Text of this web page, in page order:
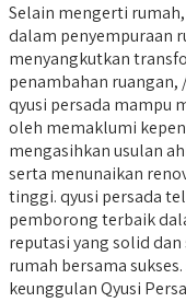
Selain mengerti
dalam penyempuraan
menyangkutkan
penambahan
qyusi persada mampu
oleh memaklumi
mengasihkan usulan
serta menunaikan
tinggi. qyusi persada
pemborong terbaik
reputasi yang solid
rumah bersama
keunggulan Qyusi